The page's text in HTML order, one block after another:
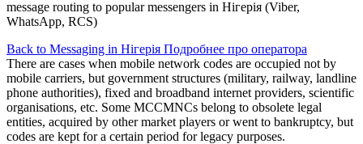
message routing to popular messengers in Нігерія (Viber,
WhatsApp, RCS)
Back to Messaging in Нігерія Подробнее про оператора
There are cases when mobile network codes are occupied not by
mobile carriers, but government structures (military, railway, landline
phone authorities), fixed and broadband internet providers, scientific
organisations, etc. Some MCCMNCs belong to obsolete legal
entities, acquired by other market players or went to bankruptcy, but
codes are kept for a certain period for legacy purposes.